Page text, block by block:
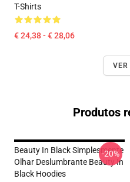
T-Shirts
€ 24,38 - € 28,06
Produtos
Beauty In Black Simplesmente
Olhar Deslumbrante Beauty In
Black Hoodies
-20%